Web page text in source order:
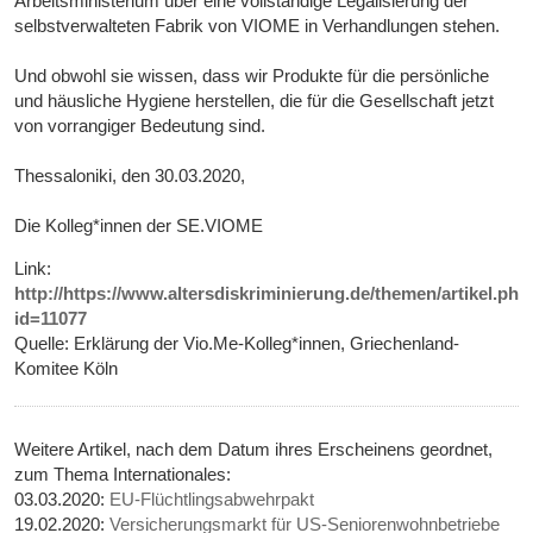
selbstverwalteten Fabrik von VIOME in Verhandlungen stehen.
Und obwohl sie wissen, dass wir Produkte für die persönliche
und häusliche Hygiene herstellen, die für die Gesellschaft jetzt
von vorrangiger Bedeutung sind.
Thessaloniki, den 30.03.2020,
Die Kolleg*innen der SE.VIOME
Link:
http://https://www.altersdiskriminierung.de/themen/
id=11077
Quelle: Erklärung der Vio.Me-Kolleg*innen, Griechenland-
Komitee Köln
Weitere Artikel, nach dem Datum ihres Erscheinens geordnet,
zum Thema Internationales:
03.03.2020: EU-Flüchtlingsabwehrpakt
19.02.2020:Versicherungsmarkt für US-Seniorenwohnbetriebe